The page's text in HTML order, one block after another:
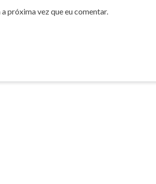
próxima vez que eu comentar.